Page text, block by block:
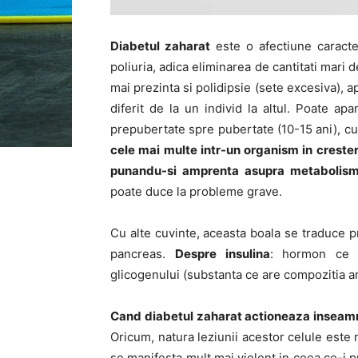
Diabetul zaharat este o afectiune
poliuria, adica eliminarea de cantitati mari
mai prezinta si polidipsie (sete excesiva),
diferit de la un individ la altul. Poate
prepubertate spre pubertate (10-15 ani),
cele mai multe intr-un organism in
punandu-si amprenta asupra
poate duce la probleme grave.
Cu alte cuvinte, aceasta boala se traduce
pancreas. Despre insulina: hormon ce
glicogenului (substanta ce are compozitia
Cand diabetul zaharat actioneaza
Oricum, natura leziunii acestor celule este